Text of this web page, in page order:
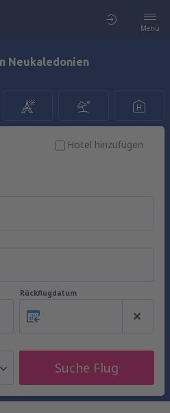
Menü
Neukaledonien
Hotel hinzufügen
Rückflugdatum
Suche Flug